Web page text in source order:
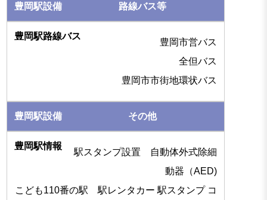
路線バス等
豊岡市営バス
全但バス
豊岡市市街地環状バス
その他
駅スタンプ設置 自動体外式除細
動器（AED)
こども110番の駅 駅レンタカー 駅スタンプ コ